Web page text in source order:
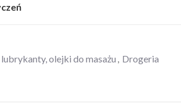
lubrykanty, olejki do masażu , Drogeria